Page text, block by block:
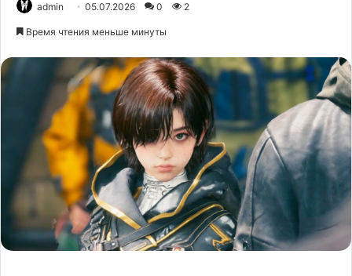
admin 05.07.2026 0 2
Время чтения меньше минуты